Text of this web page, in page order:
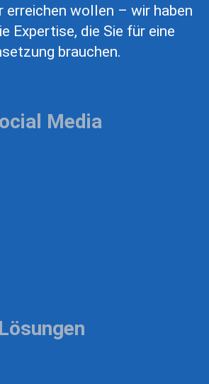
erreichen wollen – wir haben
Expertise, die Sie für eine
brauchen.
Media